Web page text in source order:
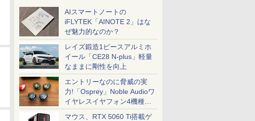
AIスマートノートの
iFLYTEK「AINOTE 2」はな
ぜ魅力的なのか？
レイズ鍛造1ピースアルミホ
イール「CE28 N-plus」軽量
なままに剛性を向上
エントリーなのに脅威の実
力!「Osprey」Noble Audioワ
イヤレスイヤフォン4機種を
一気に聴く
マウス、RTX 5060 Ti搭載ゲ